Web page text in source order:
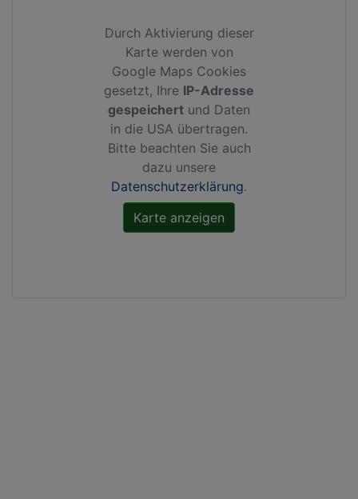
Durch Aktivierung dieser
Karte werden von
Google Maps Cookies
gesetzt, Ihre IP-Adresse
gespeichert und Daten
in die USA übertragen.
Bitte beachten Sie auch
dazu unsere
Datenschutzerklärung.